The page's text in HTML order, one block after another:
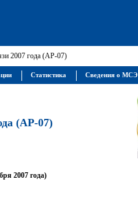
2007 года (АР-07)
(АР-07)
2007 года)
Статистика Сведения о МСЭ